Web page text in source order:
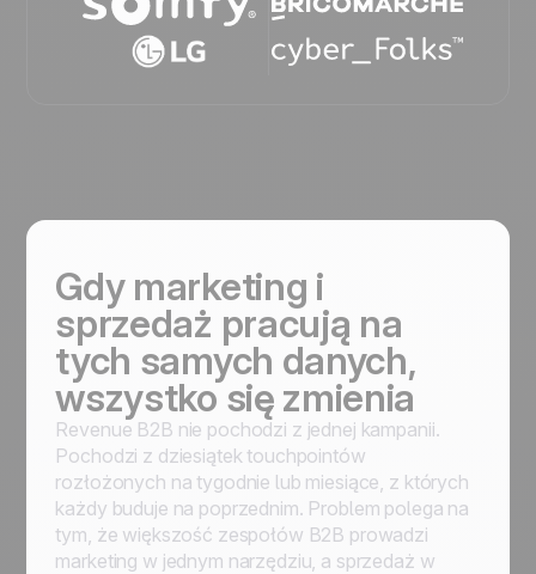
Gdy marketing i
sprzedaż pracują na
tych samych danych,
wszystko się zmienia
Revenue B2B nie pochodzi z jednej kampanii.
Pochodzi z dziesiątek touchpointów
rozłożonych na tygodnie lub miesiące, z których
każdy buduje na poprzednim. Problem polega na
tym, że większość zespołów B2B prowadzi
marketing w jednym narzędziu, a sprzedaż w